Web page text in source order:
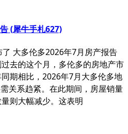
(犀牛手札627)
大多伦多2026年7月房产报告
去的这个月，多伦多的房地产市
期相比，2026年7月大多伦多地
关系趋紧。在此期间，房屋销量
则大幅减少。这表明